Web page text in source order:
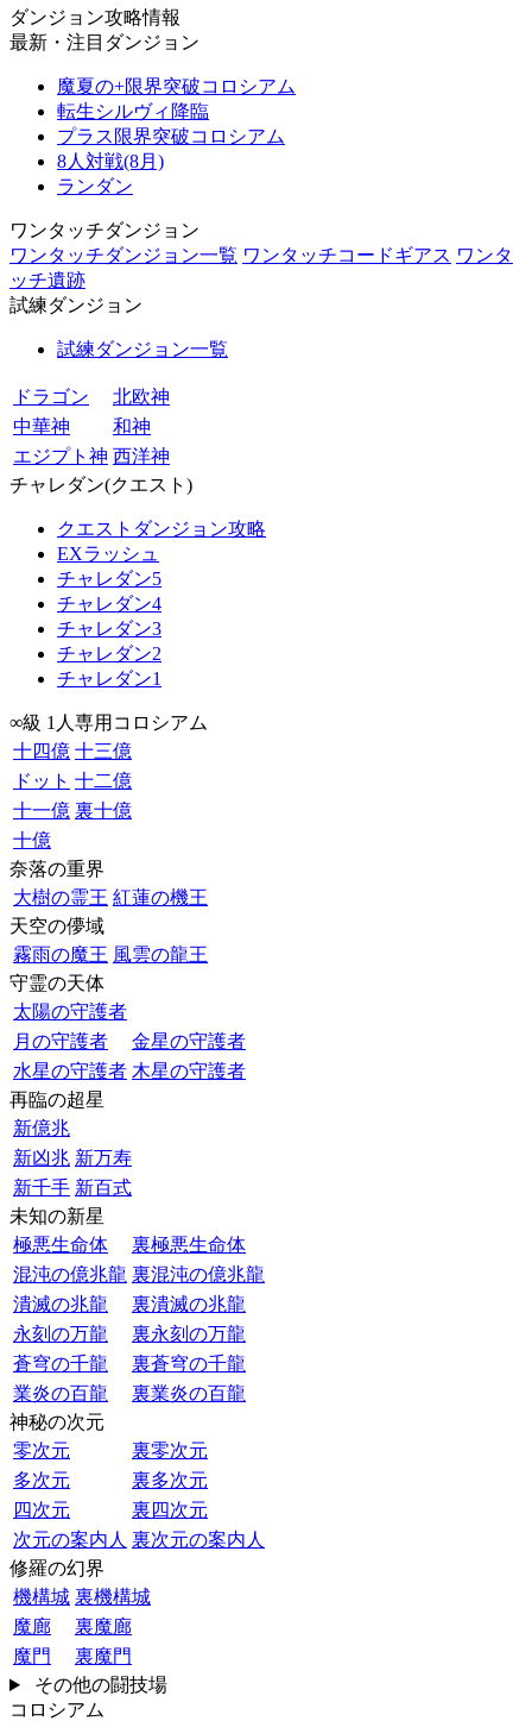
ダンジョン攻略情報
最新・注目ダンジョン
魔夏の+限界突破コロシアム
転生シルヴィ降臨
プラス限界突破コロシアム
8人対戦(8月)
ランダン
ワンタッチダンジョン
ワンタッチダンジョン一覧 ワンタッチコードギアス ワンタ
ッチ遺跡
試練ダンジョン
試練ダンジョン一覧
ドラゴン
北欧神
中華神
和神
エジプト神 西洋神
チャレダン(クエスト)
クエストダンジョン攻略
EXラッシュ
チャレダン5
チャレダン4
チャレダン3
チャレダン2
チャレダン1
∞級 1人専用コロシアム
十四億 十三億
ドット 十二億
十一億 裏十億
十億
奈落の重界
大樹の霊王 紅蓮の機王
天空の儚域
霧雨の魔王 風雲の龍王
守霊の天体
太陽の守護者
月の守護者
金星の守護者
水星の守護者 木星の守護者
再臨の超星
新億兆
新凶兆 新万寿
新千手 新百式
未知の新星
極悪生命体
裏極悪生命体
混沌の億兆龍 裏混沌の億兆龍
潰滅の兆龍
裏潰滅の兆龍
永刻の万龍
裏永刻の万龍
蒼穹の千龍
裏蒼穹の千龍
業炎の百龍
裏業炎の百龍
神秘の次元
零次元
裏零次元
多次元
裏多次元
四次元
裏四次元
次元の案内人 裏次元の案内人
修羅の幻界
機構城 裏機構城
魔廊
裏魔廊
魔門
裏魔門
その他の闘技場
コロシアム